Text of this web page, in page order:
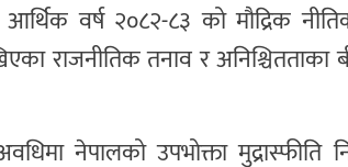
वर्ष २०८२-८३ को मौद्रिक
राजनीतिक तनाव र
नेपालको उपभोक्ता